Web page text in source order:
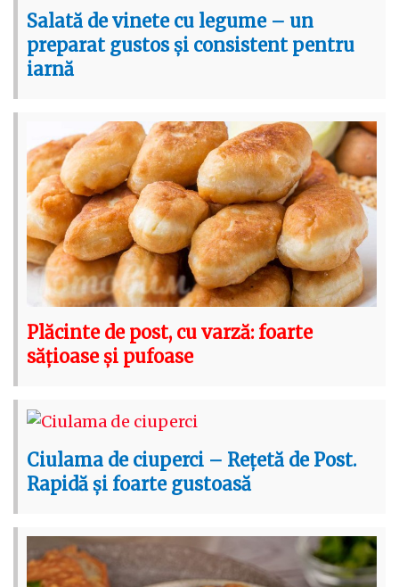
Salată de vinete cu legume – un
preparat gustos și consistent pentru
iarnă
Plăcinte de post, cu varză: foarte
sățioase și pufoase
Ciulama de ciuperci – Rețetă de Post.
Rapidă și foarte gustoasă